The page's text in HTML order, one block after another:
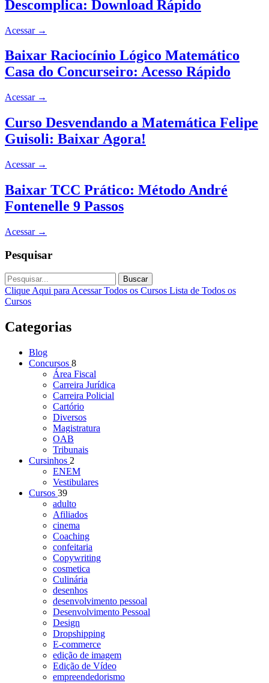
Descomplica: Download Rápido
Acessar →
Baixar Raciocínio Lógico Matemático
Casa do Concurseiro: Acesso Rápido
Acessar →
Curso Desvendando a Matemática Felipe
Guisoli: Baixar Agora!
Acessar →
Baixar TCC Prático: Método André
Fontenelle 9 Passos
Acessar →
Pesquisar
Buscar
Clique Aqui para Acessar Todos os Cursos Lista de Todos os
Cursos
Categorias
Blog
Concursos 8
Área Fiscal
Carreira Jurídica
Carreira Policial
Cartório
Diversos
Magistratura
OAB
Tribunais
Cursinhos 2
ENEM
Vestibulares
Cursos 39
adulto
Afiliados
cinema
Coaching
confeitaria
Copywriting
cosmetica
Culinária
desenhos
desenvolvimento pessoal
Desenvolvimento Pessoal
Design
Dropshipping
E-commerce
edição de imagem
Edição de Vídeo
empreendedorismo